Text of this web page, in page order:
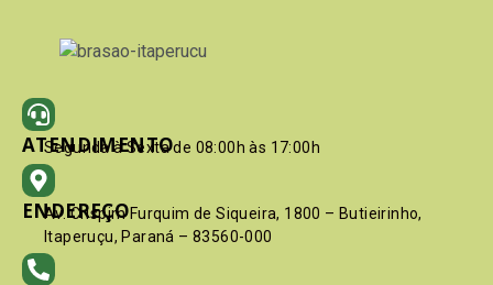
ATENDIMENTO
Segunda à Sexta de 08:00h às 17:00h
ENDEREÇO
Av. Crispim Furquim de Siqueira, 1800 – Butieirinho,
Itaperuçu, Paraná – 83560-000